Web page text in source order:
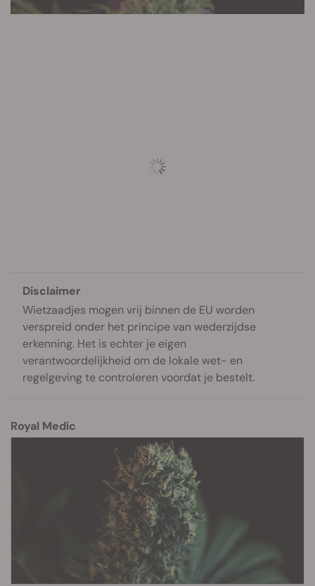
Disclaimer
Wietzaadjes mogen vrij binnen de EU worden
verspreid onder het principe van wederzijdse
erkenning. Het is echter je eigen
verantwoordelijkheid om de lokale wet- en
regelgeving te controleren voordat je bestelt.
Royal Medic